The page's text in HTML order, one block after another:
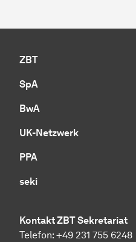
ZBT
SpA
BwA
UK-Netzwerk
PPA
seki
Kontakt ZBT Sekretariat
Telefon: +49 231 755 6248